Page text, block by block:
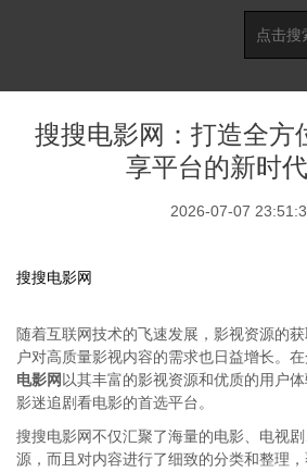
搜搜电影网：打造全方
享平台的新时
2026-07-07
搜搜电影网
随着互联网技术的飞速发展，影视资源的
户对高质量影视内容的需求也日益增长。在
电影网 以其丰富的影视资源和优质的用户
影迷追剧看电影的首选平台。
搜搜电影网不仅汇聚了海量的电影、电视
源，而且对内容进行了细致的分类和整理